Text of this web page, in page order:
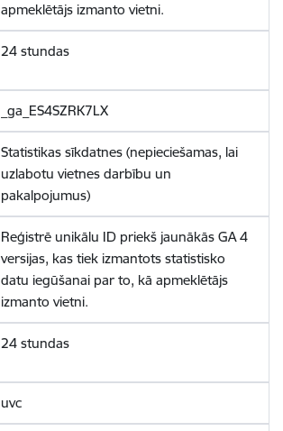
apmeklētājs izmanto vietni.
24 stundas
_ga_ES4SZRK7LX
Statistikas sīkdatnes (nepieciešamas, lai
uzlabotu vietnes darbību un
pakalpojumus)
Reģistrē unikālu ID priekš jaunākās GA 4
versijas, kas tiek izmantots statistisko
datu iegūšanai par to, kā apmeklētājs
izmanto vietni.
24 stundas
uvc